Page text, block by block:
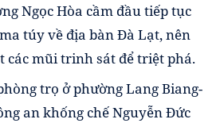
Ngọc Hòa cầm đầu tiếp tục
túy về địa bàn Đà Lạt, nên
các mũi trinh sát để triệt phá.
trọ ở phường Lang Biang-
an khống chế Nguyễn Đức